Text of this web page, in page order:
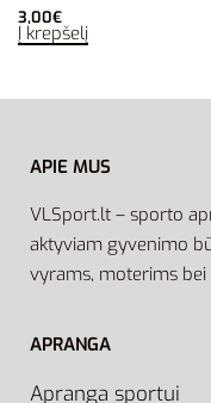
3,00€
Į krepšelį
APIE MUS
VLSport.lt – sporto
aktyviam gyvenimo
vyrams, moterims bei
APRANGA
Apranga sportui